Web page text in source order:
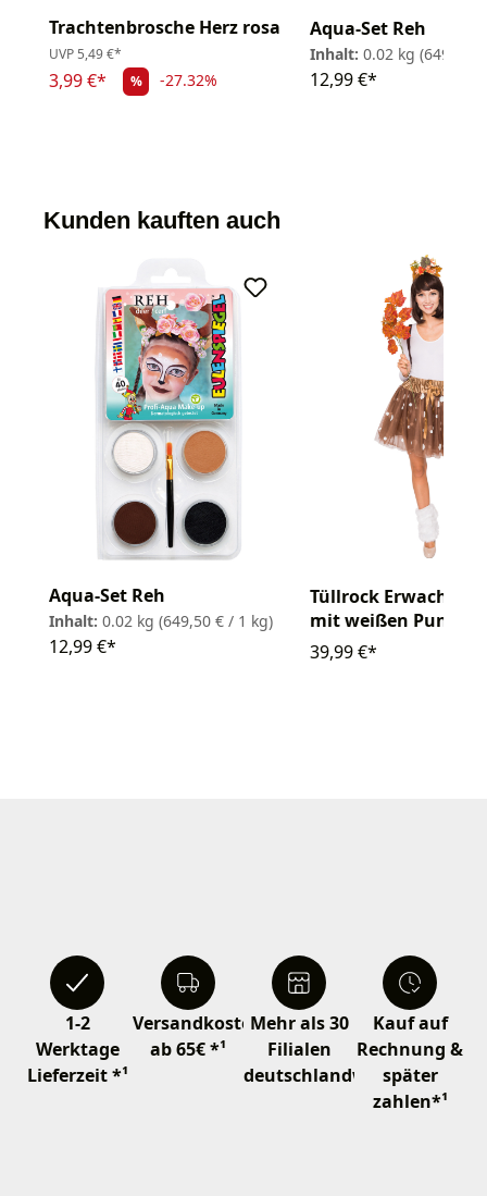
Trachtenbrosche Herz rosa
UVP 5,49 €*
3,99 €* % -27.32%
Aqua-Set Reh
Inhalt: 0.02 kg (649,50
12,99 €*
Kunden kauften auch
Aqua-Set Reh
Inhalt: 0.02 kg (649,50 € / 1 kg)
12,99 €*
Tüllrock
mit weißen Punkten
39,99 €*
1-2
Werktage
Lieferzeit *¹
Versandkostenfrei
ab 65€ *¹
Mehr als 30
Filialen
deutschlandweit
Kauf auf
Rechnung &
später
zahlen*¹